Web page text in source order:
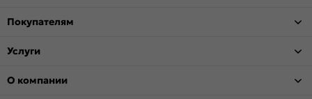
Покупателям
Услуги
О компании